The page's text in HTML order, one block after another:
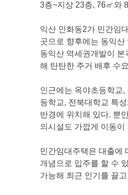
3층~지상 23층,76㎡와
익산인화동2가민간임
곳으로향후에는동익
동익산역세권개발이
해탄탄한주거배후수
인근에는옥야초등학교,
등학교, 전북대학교특
반경에위치해있다. 뿐
의시설도가깝게이동이
민간임대주택은대출
개념으로입주를할수
가능해최근인기를끌